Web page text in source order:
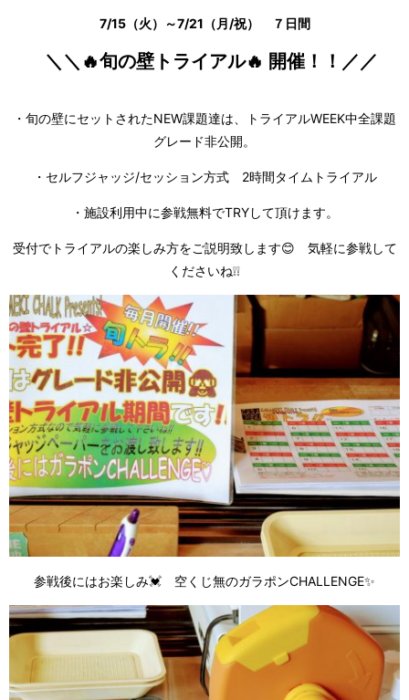
7/15（火）～7/21（月/祝） ７日間
＼＼🔥旬の壁トライアル🔥 開催！！／／
・旬の壁にセットされたNEW課題達は、トライアルWEEK中全課題
グレード非公開。
・セルフジャッジ/セッション方式 2時間タイムトライアル
・施設利用中に参戦無料でTRYして頂けます。
受付でトライアルの楽しみ方をご説明致します😊 気軽に参戦して
くださいね❕❕
参戦後にはお楽しみ💓 空くじ無のガラポンCHALLENGE✨